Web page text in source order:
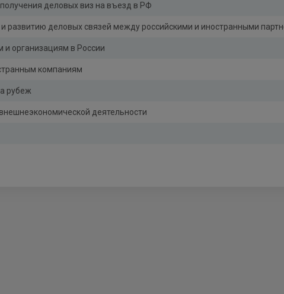
деловых виз на въезд в РФ
развитию деловых связей между российскими и иностранными
и организациям в России
компаниям
рубеж
деятельности